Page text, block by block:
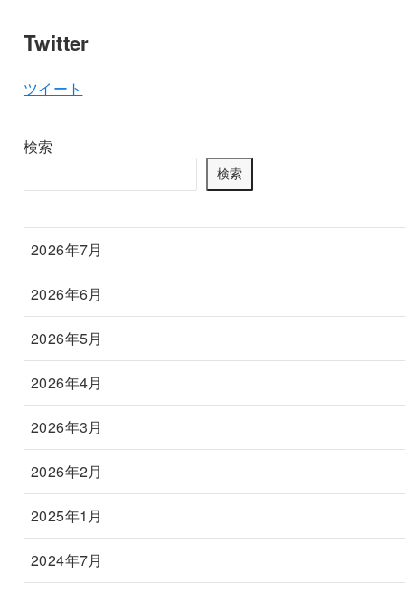
Twitter
ツイート
検索
検索
2026年7月
2026年6月
2026年5月
2026年4月
2026年3月
2026年2月
2025年1月
2024年7月